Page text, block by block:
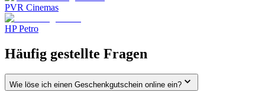
PVR Cinemas
HP Petro
Häufig gestellte Fragen
Wie löse ich einen Geschenkgutschein online ein?